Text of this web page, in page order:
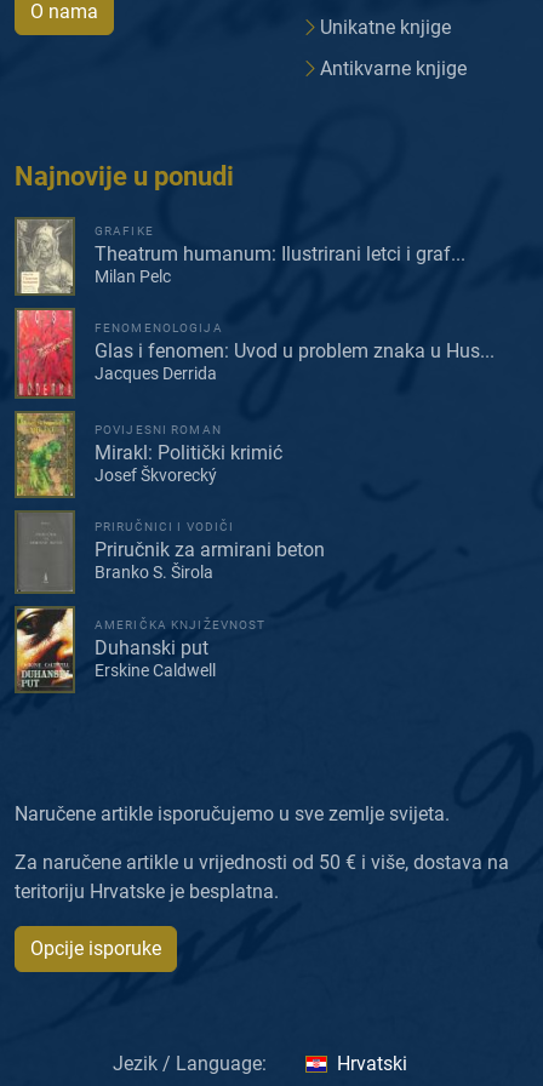
O nama
Unikatne knjige
Antikvarne knjige
Najnovije u ponudi
GRAFIKE
Theatrum humanum: Ilustrirani letci i graf...
Milan Pelc
FENOMENOLOGIJA
Glas i fenomen: Uvod u problem znaka u Hus...
Jacques Derrida
POVIJESNI ROMAN
Mirakl: Politički krimić
Josef Škvorecký
PRIRUČNICI I VODIČI
Priručnik za armirani beton
Branko S. Širola
AMERIČKA KNJIŽEVNOST
Duhanski put
Erskine Caldwell
Naručene artikle isporučujemo u sve zemlje svijeta.
Za naručene artikle u vrijednosti od 50 € i više, dostava na
teritoriju Hrvatske je besplatna.
Opcije isporuke
Jezik / Language: Hrvatski